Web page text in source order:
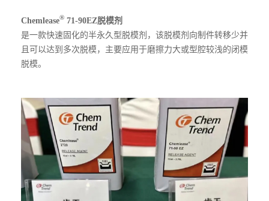
Chemlease® 71-90EZ脱模剂
是一款快速固化的半永久型脱模剂，该脱模剂向制件转移少并
且可以达到多次脱模，主要应用于磨擦力大或型腔较浅的闭模
脱模。